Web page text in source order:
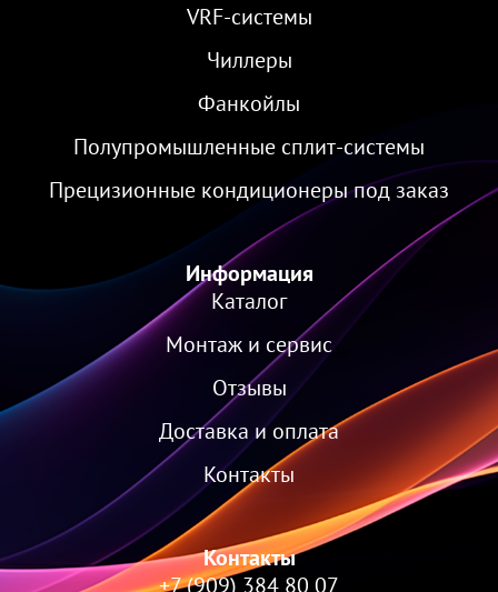
VRF-cистемы
Чиллеры
Фанкойлы
Полупромышленные сплит-системы
Прецизионные кондиционеры под заказ
Информация
Каталог
Монтаж и сервис
Отзывы
Доставка и оплата
Контакты
Контакты
+7 (909) 384 80 07